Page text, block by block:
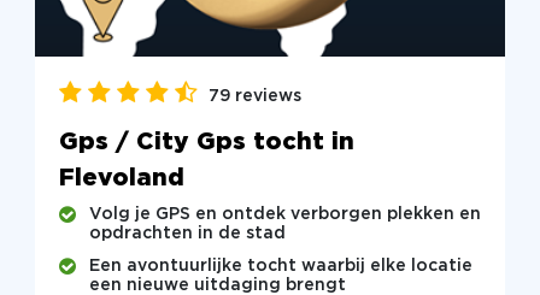
79 reviews
Gps / City Gps tocht in
Flevoland
Volg je GPS en ontdek verborgen plekken en
opdrachten in de stad
Een avontuurlijke tocht waarbij elke locatie
een nieuwe uitdaging brengt